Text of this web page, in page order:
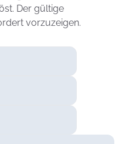
Der gültige
vorzuzeigen.